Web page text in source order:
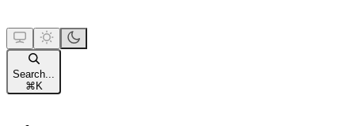
Search...
⌘ K